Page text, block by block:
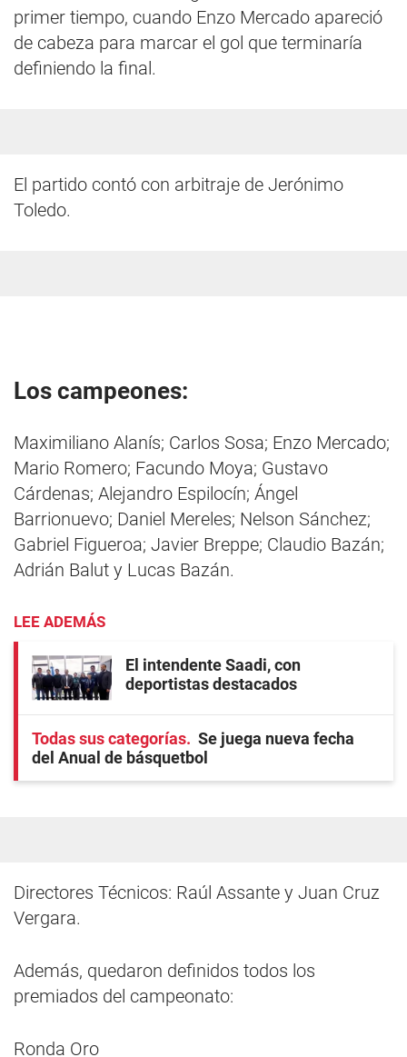
primer tiempo, cuando Enzo Mercado apareció
de cabeza para marcar el gol que terminaría
definiendo la final.
El partido contó con arbitraje de Jerónimo
Toledo.
Los campeones:
Maximiliano Alanís; Carlos Sosa; Enzo Mercado;
Mario Romero; Facundo Moya; Gustavo
Cárdenas; Alejandro Espilocín; Ángel
Barrionuevo; Daniel Mereles; Nelson Sánchez;
Gabriel Figueroa; Javier Breppe; Claudio Bazán;
Adrián Balut y Lucas Bazán.
LEE ADEMÁS
El intendente Saadi, con
deportistas destacados
Todas sus categorías
Se juega nueva fecha
del Anual de básquetbol
Directores Técnicos: Raúl Assante y Juan Cruz
Vergara.
Además, quedaron definidos todos los
premiados del campeonato:
Ronda Oro